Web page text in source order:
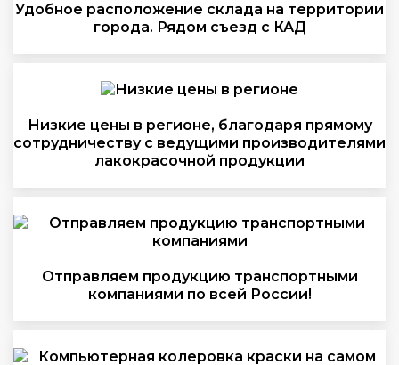
Удобное расположение склада на территории
города. Рядом съезд с КАД
Низкие цены в регионе, благодаря прямому
сотрудничеству с ведущими производителями
лакокрасочной продукции
Отправляем продукцию транспортными
компаниями по всей России!